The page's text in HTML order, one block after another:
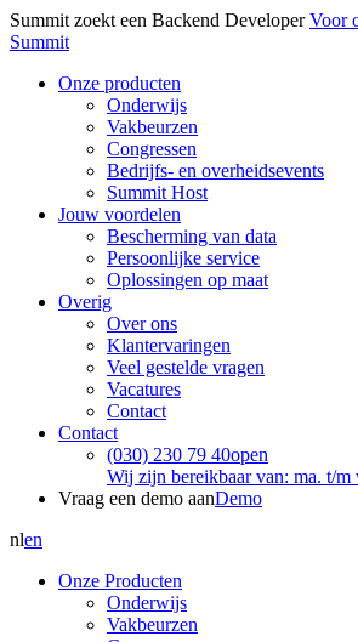
Summit zoekt een Backend DeveloperVoor
Summit
Onze producten
Onderwijs
Vakbeurzen
Congressen
Bedrijfs- en overheidsevents
Summit Host
Jouw voordelen
Bescherming van data
Persoonlijke service
Oplossingen op maat
Overig
Over ons
Klantervaringen
Veel gestelde vragen
Vacatures
Contact
Contact
(030) 230 79 40open
Wij zijn bereikbaar van: ma. t/m
Vraag een demo aanDemo
nlen
Onze Producten
Onderwijs
Vakbeurzen